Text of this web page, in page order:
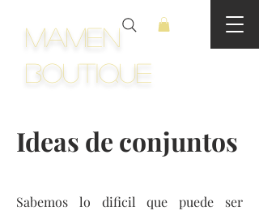
Mamen
Boutique
Ideas de conjuntos
Sabemos lo dificil que puede ser